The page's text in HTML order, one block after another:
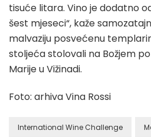
tisuće litara. Vino je dodatno
šest mjeseci“, kaže
malvaziju posvećenu
stoljeća stolovali na Božjem
Marije u Vižinadi.
Foto: arhiva Vina Rossi
International Wine Challenge